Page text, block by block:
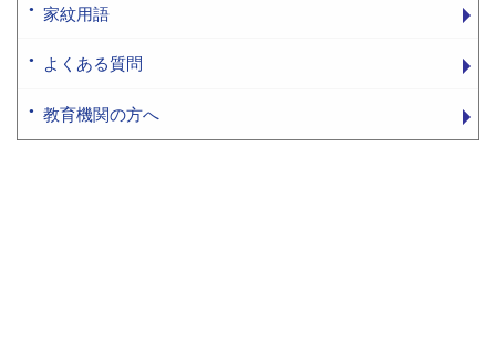
家紋用語
よくある質問
教育機関の方へ